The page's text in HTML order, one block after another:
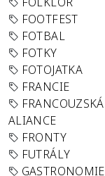
FOOTFEST
FOTBAL
FOTKY
FOTOJATKA
FRANCIE
FRANCOUZSKÁ
ALIANCE
FRONTY
FUTRÁLY
GASTRONOMIE